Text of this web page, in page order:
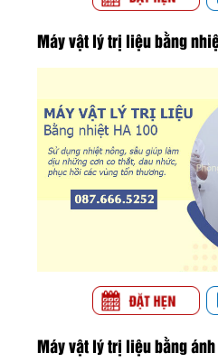
Máy vật lý trị liệu bằng
Máy vật lý trị liệu bằng